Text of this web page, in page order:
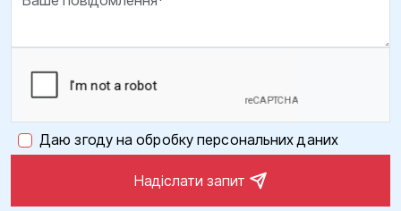
Даю згоду на обробку персональних даних
Надіслати запит